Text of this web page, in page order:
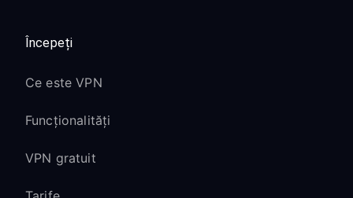
Începeți
Ce este VPN
Funcționalități
VPN gratuit